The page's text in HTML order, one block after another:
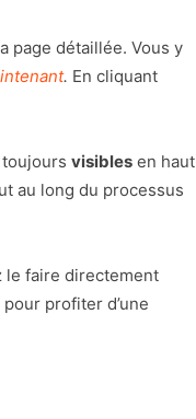
page détaillée. Vous y
. En cliquant
visibles en haut
au long du processus
le faire directement
profiter d’une